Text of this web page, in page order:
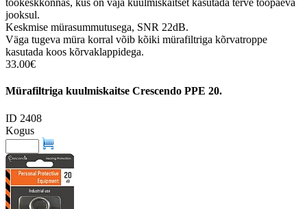
töökeskkonnas, kus on vaja kuulmiskaitset kasutada terve tööpäeva
jooksul.
Keskmise mürasummutusega, SNR 22dB.
Väga tugeva müra korral võib kõiki mürafiltriga kõrvatroppe
kasutada koos kõrvaklappidega.
33.00€
Mürafiltriga kuulmiskaitse Crescendo PPE 20.
ID 2408
Kogus